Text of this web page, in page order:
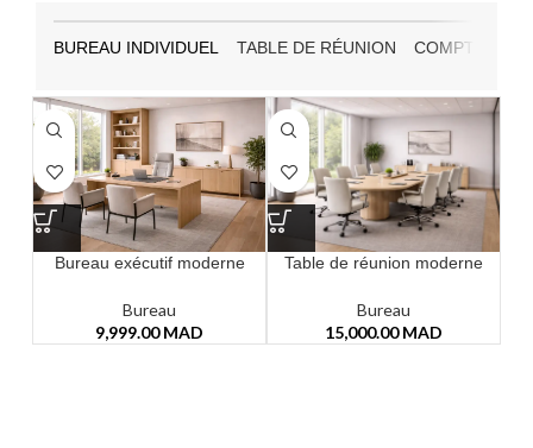
BUREAU INDIVIDUEL TABLE DE RÉUNION COMPTOIR
Bureau exécutif moderne
Bureau
9,999.00MAD
Table de réunion moderne
Bureau
15,000.00MAD